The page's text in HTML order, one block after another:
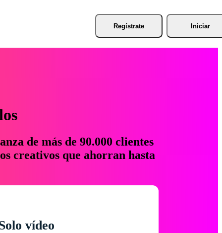
Regístrate Iniciar
de más de 90.000 clientes
creativos que ahorran hasta
vídeo